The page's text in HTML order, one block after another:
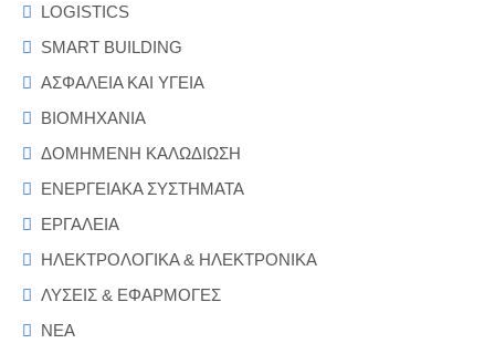
LOGISTICS
SMART BUILDING
ΑΣΦΑΛΕΙΑ ΚΑΙ ΥΓΕΙΑ
ΒΙΟΜΗΧΑΝΙΑ
ΔΟΜΗΜΕΝΗ ΚΑΛΩΔΙΩΣΗ
ΕΝΕΡΓΕΙΑΚΑ ΣΥΣΤΗΜΑΤΑ
ΕΡΓΑΛΕΙΑ
ΗΛΕΚΤΡΟΛΟΓΙΚΑ & ΗΛΕΚΤΡΟΝΙΚΑ
ΛΥΣΕΙΣ & ΕΦΑΡΜΟΓΕΣ
ΝΕΑ